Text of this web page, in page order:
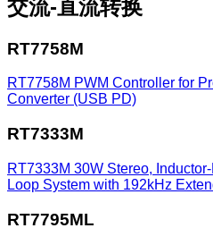
交流-直流转换
RT7758M
RT7758M PWM Controller for
Converter (USB PD)
RT7333M
RT7333M 30W Stereo,
Loop System with 192kHz
RT7795ML